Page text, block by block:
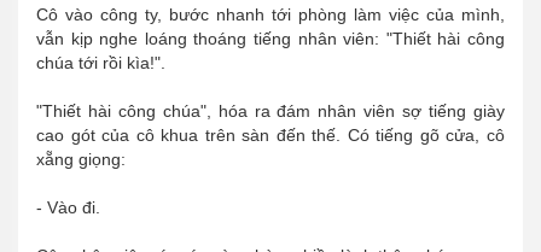
Cô vào công ty, bước nhanh tới phòng làm việc của mình,
vẫn kịp nghe loáng thoáng tiếng nhân viên: "Thiết hài công
chúa tới rồi kìa!".
"Thiết hài công chúa", hóa ra đám nhân viên sợ tiếng giày
cao gót của cô khua trên sàn đến thế. Có tiếng gõ cửa, cô
xẵng giọng:
- Vào đi.